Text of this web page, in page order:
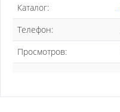
Каталог:
Телефон:
Просмотров: